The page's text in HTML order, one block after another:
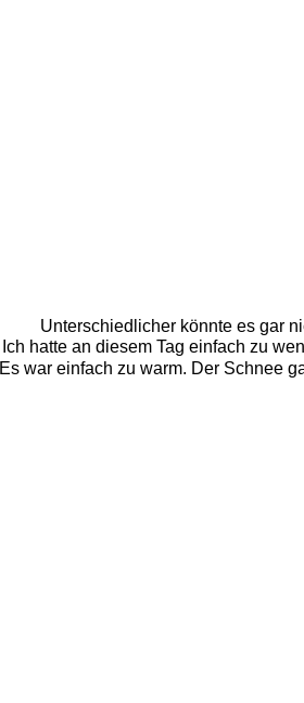
Unterschiedlicher könnte es gar
Ich hatte an diesem Tag einfach zu
Es war einfach zu warm. Der Schnee